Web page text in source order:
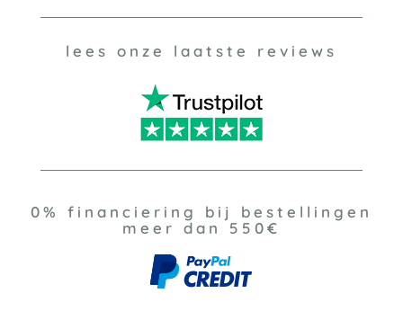
lees onze laatste reviews
0% financiering bij bestellingen
meer dan 550€